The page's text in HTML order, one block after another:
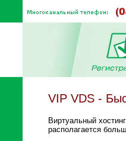
VIP VDS -
Виртуальный
располагается